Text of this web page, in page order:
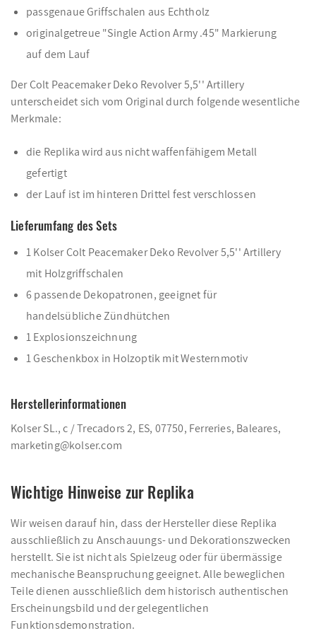
passgenaue Griffschalen aus Echtholz
originalgetreue "Single Action Army .45" Markierung
auf dem Lauf
Der Colt Peacemaker Deko Revolver 5,5'' Artillery
unterscheidet sich vom Original durch folgende wesentliche
Merkmale:
die Replika wird aus nicht waffenfähigem Metall
gefertigt
der Lauf ist im hinteren Drittel fest verschlossen
Lieferumfang des Sets
1 Kolser Colt Peacemaker Deko Revolver 5,5'' Artillery
mit Holzgriffschalen
6 passende Dekopatronen, geeignet für
handelsübliche Zündhütchen
1 Explosionszeichnung
1 Geschenkbox in Holzoptik mit Westernmotiv
Herstellerinformationen
Kolser SL., c / Trecadors 2, ES, 07750, Ferreries, Baleares,
marketing@kolser.com
Wichtige Hinweise zur Replika
Wir weisen darauf hin, dass der Hersteller diese Replika
ausschließlich zu Anschauungs- und Dekorationszwecken
herstellt. Sie ist nicht als Spielzeug oder für übermässige
mechanische Beanspruchung geeignet. Alle beweglichen
Teile dienen ausschließlich dem historisch authentischen
Erscheinungsbild und der gelegentlichen
Funktionsdemonstration.